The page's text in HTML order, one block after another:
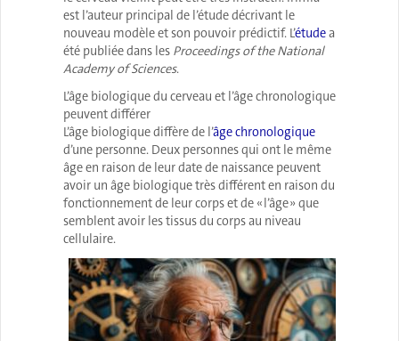
est l’auteur principal de l’étude décrivant le
nouveau modèle et son pouvoir prédictif. L’étudea
été publiée dans les Proceedings of the National
Academy of Sciences.
L’âge biologique du cerveau et l’âge chronologique
peuvent différer
L’âge biologique diffère de l’âge chronologique
d’une personne. Deux personnes qui ont le même
âge en raison de leur date de naissance peuvent
avoir un âge biologique très différent en raison du
fonctionnement de leur corps et de « l’âge » que
semblent avoir les tissus du corps au niveau
cellulaire.